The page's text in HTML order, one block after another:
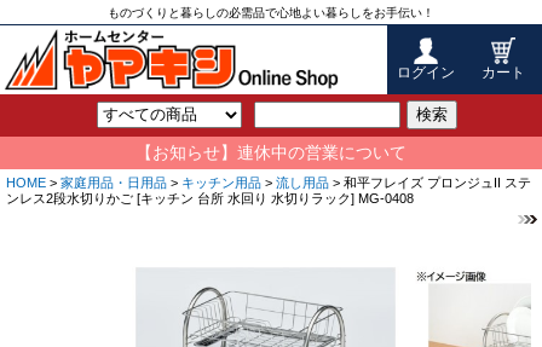
ものづくりと暮らしの必需品で心地よい暮らしをお手伝い！
ログイン カート
検索
【お知らせ】連休中の営業について
HOME > 家庭用品・日用品 > キッチン用品 > 流し用品 > 和平フレイズ プロンジュII ステ
ンレス2段水切りかご [キッチン 台所 水回り 水切りラック] MG-0408